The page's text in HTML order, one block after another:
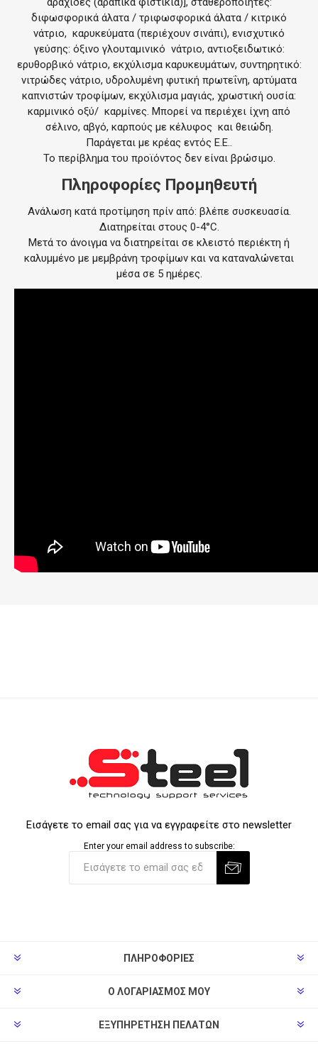
διφωσφορικά άλατα / τριφωσφορικά άλατα / κιτρικό
νάτριο, καρυκεύματα (περιέχουν σινάπι), ενισχυτικό
γεύσης: όξινο γλουταμινικό νάτριο, αντιοξειδωτικό:
ερυθορβικό νάτριο, εκχύλισμα καρυκευμάτων, συντηρητικό:
νιτρώδες νάτριο, υδρολυμένη φυτική πρωτεΐνη, αρτύματα
καπνιστών τροφίμων, εκχύλισμα μαγιάς, χρωστική ουσία:
καρμινικό οξύ/ καρμίνες. Μπορεί να περιέχει ίχνη από
σέλινο, αβγό, καρπούς με κέλυφος και θειώδη.
Παράγεται με κρέας εντός Ε.Ε..
Το περίβλημα του προϊόντος δεν είναι βρώσιμο.
Πληροφορίες Προμηθευτή
Ανάλωση κατά προτίμηση πρίν από: βλέπε συσκευασία.
Διατηρείται στους 0-4°C.
Μετά το άνοιγμα να διατηρείται σε κλειστό περιέκτη ή
καλυμμένο με μεμβράνη τροφίμων και να καταναλώνεται
μέσα σε 5 ημέρες.
Εισάγετε το email σας για να εγγραφείτε στο newsletter
Enter your email address to subscribe:
ΠΛΗΡΟΦΟΡΊΕΣ
Ο ΛΟΓΑΡΙΑΣΜΌΣ ΜΟΥ
ΕΞΥΠΗΡΈΤΗΣΗ ΠΕΛΑΤΏΝ